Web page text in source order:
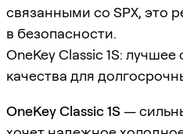
связанными со SPX, это
в безопасности.
OneKey Classic 1S:
качества для
OneKey Classic 1S—